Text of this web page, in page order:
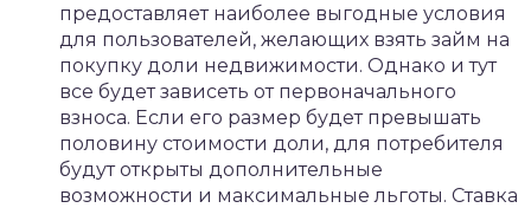
предоставляет наиболее выгодные условия
для пользователей, желающих взять займ на
покупку доли недвижимости. Однако и тут
все будет зависеть от первоначального
взноса. Если его размер будет превышать
половину стоимости доли, для потребителя
будут открыты дополнительные
возможности и максимальные льготы. Ставка